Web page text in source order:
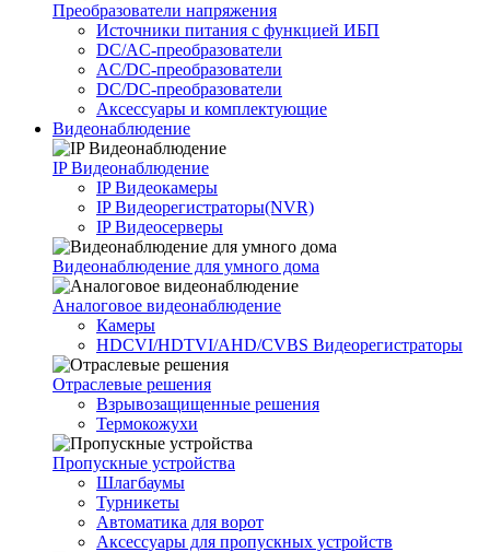
Преобразователи напряжения
Источники питания c функцией ИБП
DC/AC-преобразователи
AC/DC-преобразователи
DC/DC-преобразователи
Аксессуары и комплектующие
Видеонаблюдение
IP Видеонаблюдение
IP Видеокамеры
IP Видеорегистраторы(NVR)
IP Видеосерверы
Видеонаблюдение для умного дома
Аналоговое видеонаблюдение
Камеры
HDCVI/HDTVI/AHD/CVBS Видеорегистраторы
Отраслевые решения
Взрывозащищенные решения
Термокожухи
Пропускные устройства
Шлагбаумы
Турникеты
Автоматика для ворот
Аксессуары для пропускных устройств